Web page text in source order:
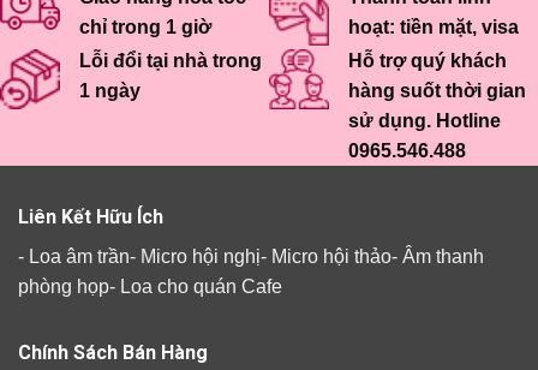
chỉ trong 1 giờ
hoạt: tiền mặt, visa
Lỗi đổi tại nhà trong
1 ngày
Hỗ trợ quý khách
hàng suốt thời gian
sử dụng. Hotline
0965.546.488
Liên Kết Hữu Ích
- Loa âm trần- Micro hội nghị- Micro hội thảo- Âm thanh
phòng họp- Loa cho quán Cafe
Chính Sách Bán Hàng